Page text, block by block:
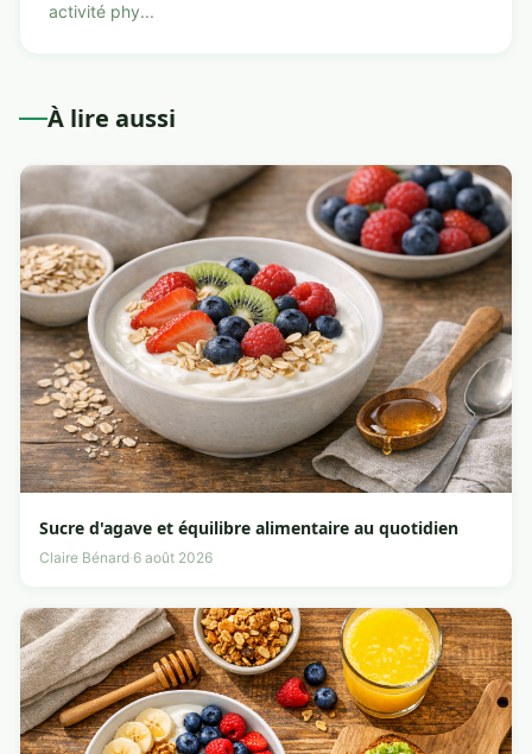
activité phy...
À lire aussi
Sucre d'agave et équilibre alimentaire au quotidien
Claire Bénard·6 août 2026